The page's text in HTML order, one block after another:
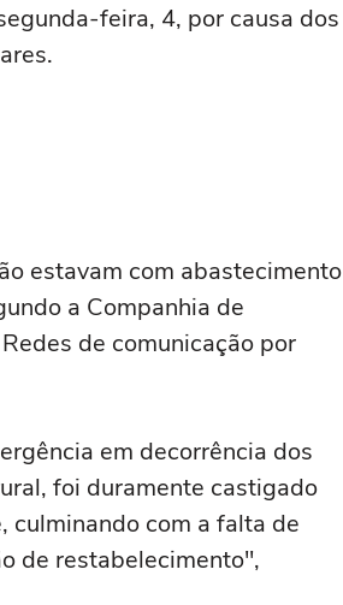
feira, 4, por causa dos
estavam com abastecimento
a Companhia de
de comunicação por
em decorrência dos
foi duramente castigado
culminando com a falta de
de restabelecimento",